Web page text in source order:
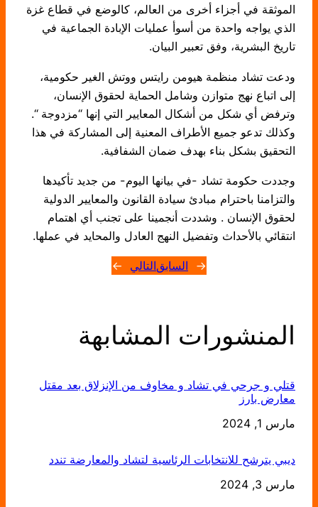
الموثقة في أجزاء أخرى من العالم، كالوضع في قطاع غزة
الذي يواجه واحدة من أسوأ عمليات الإبادة الجماعية في
تاريخ البشرية، وفق تعبير البيان.
ودعت تشاد منظمة هيومن رايتس ووتش الغير حكومية،
إلى اتباع نهج متوازن وشامل الحماية لحقوق الإنسان،
وترفض أي شكل من أشكال المعايير التي إنها “مزدوجة “.
وكذلك تدعو جميع الأطراف المعنية إلى المشاركة في هذا
التحقيق بشكل بناء بهدف ضمان الشفافية.
وجددت حكومة تشاد -في بيانها اليوم- من جديد تأكيدها
والتزامنا باحترام مبادئ سيادة القانون والمعايير الدولية
لحقوق الإنسان . وشددت أنجمينا على تجنب أي اهتمام
انتقائي بالأحداث وتفضيل النهج العادل والمحايد في عملها.
← السابقالتالي →
المنشورات المشابهة
قتلي و جرحي في تشاد و مخاوف من الإنزلاق بعد مقتل
معارض بارز
التاريخ
مارس 1, 2024
ديبي يترشح للانتخابات الرئاسية لتشاد والمعارضة تندد
التاريخ
مارس 3, 2024